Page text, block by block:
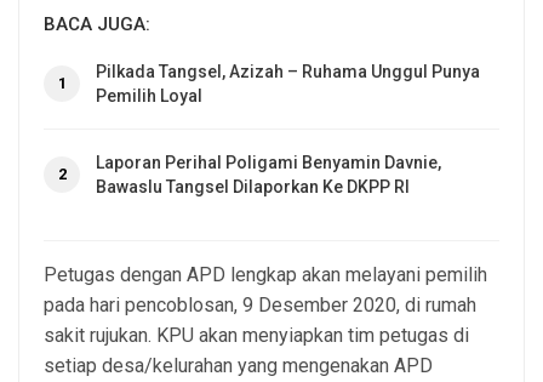
BACA JUGA:
1
Pilkada Tangsel, Azizah – Ruhama Unggul Punya
Pemilih Loyal
2
Laporan Perihal Poligami Benyamin Davnie,
Bawaslu Tangsel Dilaporkan Ke DKPP RI
Petugas dengan APD lengkap akan melayani pemilih
pada hari pencoblosan, 9 Desember 2020, di rumah
sakit rujukan. KPU akan menyiapkan tim petugas di
setiap desa/kelurahan yang mengenakan APD